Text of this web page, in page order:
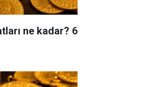
ne kadar? 6